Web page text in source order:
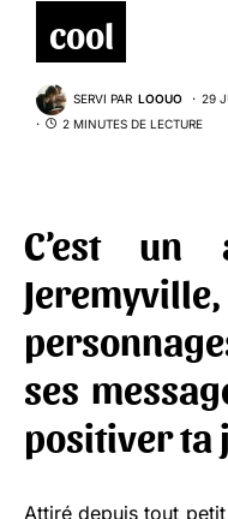
cool
SERVI PAR LOOUO 29
2 MINUTES DE LECTURE
C’est un
Jeremyville
ses
positiver ta
Attiré depuis tout